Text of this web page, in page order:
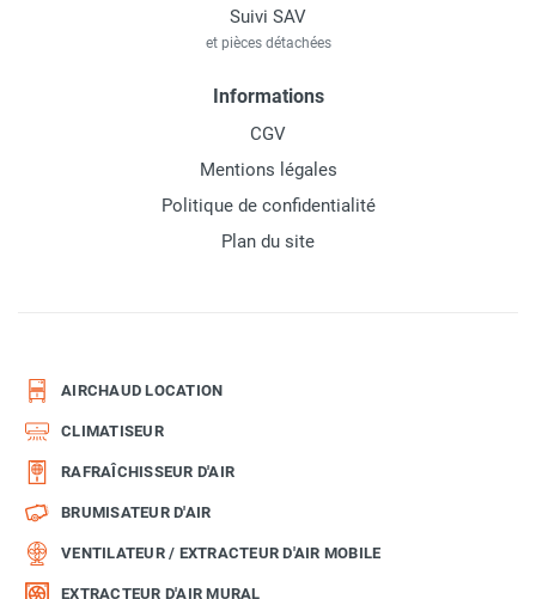
Suivi SAV
et pièces détachées
Informations
CGV
Mentions légales
Politique de confidentialité
Plan du site
AIRCHAUD LOCATION
CLIMATISEUR
RAFRAÎCHISSEUR D'AIR
BRUMISATEUR D'AIR
VENTILATEUR / EXTRACTEUR D'AIR MOBILE
EXTRACTEUR D'AIR MURAL